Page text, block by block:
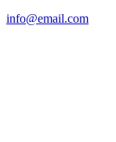
info@email.com